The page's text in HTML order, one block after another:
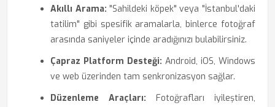
Akıllı Arama: "Sahildeki köpek" veya "İstanbul'daki
tatilim" gibi spesifik aramalarla, binlerce fotoğraf
arasında saniyeler içinde aradığınızı bulabilirsiniz.
Çapraz Platform Desteği: Android, iOS, Windows
ve web üzerinden tam senkronizasyon sağlar.
Düzenleme Araçları: Fotoğrafları iyileştiren,